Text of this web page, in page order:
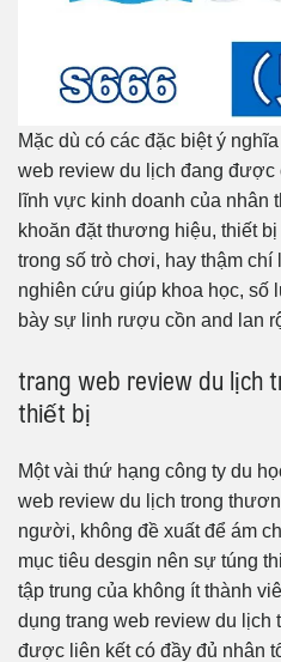
Mặc dù có các đặc biệt ý
web review du lịch đang được
lĩnh vực kinh doanh của nhân
khoăn đặt thương hiệu, thiết
trong số trò chơi, hay thậm chí
nghiên cứu giúp khoa học, số
bày sự linh rượu cồn and lan
trang web review du lịch
thiết bị
Một vài thứ hạng công ty du
web review du lịch trong
người, không đề xuất để ám
mục tiêu desgin nên sự túng
tập trung của không ít thành
dụng trang web review du lịch
được liên kết có đầy đủ nhân